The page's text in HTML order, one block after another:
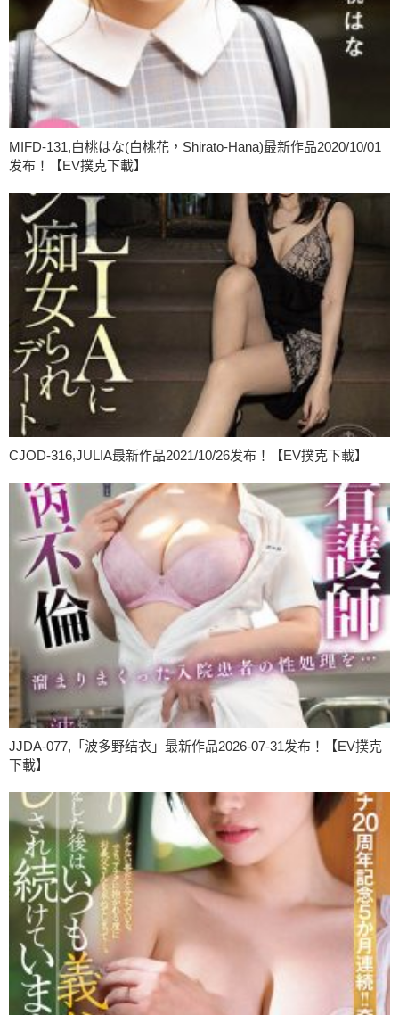
MIFD-131,白桃はな(白桃花，Shirato-Hana)最新作品2020/10/01
发布！【EV撲克下載】
CJOD-316,JULIA最新作品2021/10/26发布！【EV撲克下載】
JJDA-077,「波多野结衣」最新作品2026-07-31发布！【EV撲克
下載】